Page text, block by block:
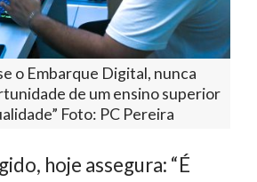
o Embarque Digital, nunca
de um ensino superior
Foto: PC Pereira
hoje assegura: “É